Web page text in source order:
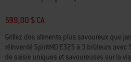
599,00 $ CA
Grillez des aliments plus savoureux que
réinventé SpiritMD E325 à 3 brûleurs avec
de saisie uniques et savoureuses sur la